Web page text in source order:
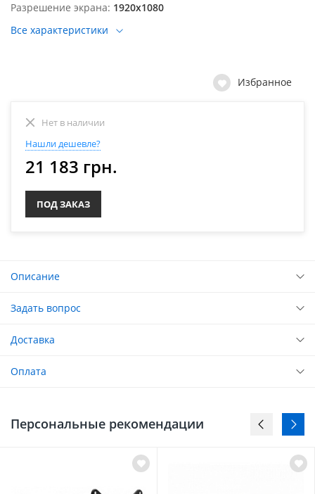
Разрешение экрана 1920х1080
Все характеристики
Избранное
Нет в наличии
Нашли дешевле?
21 183 грн.
ПОД ЗАКАЗ
Описание
Задать вопрос
Доставка
Оплата
Персональные рекомендации